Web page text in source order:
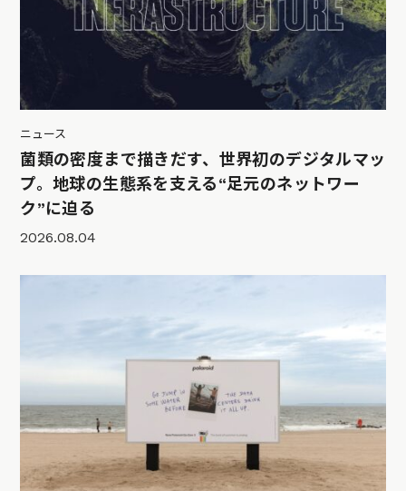
ニュース
菌類の密度まで描きだす、世界初のデジタルマッ
プ。地球の生態系を支える“足元のネットワー
ク”に迫る
2026.08.04